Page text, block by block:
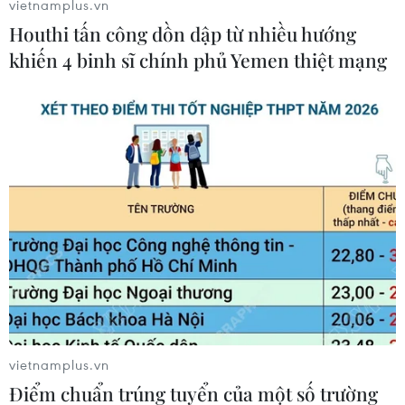
với Daegu, trung tâm của sự bùng phát COVID-
19.
cầm tay cao cấp chủ yếu dành cho thị trường
Hàn Quốc, nhưng cũng bao gồm các điện thoại
màn hình gập như Galaxy Z Flip và Galaxy Fold.
Do đó, có thể dẫn đến thiếu hụt và làm giảm tốc
độ phát hành của Z Flip.
Samsung được cho là trường hợp "may mắn" khi
không đặt các cơ sở sản xuất trọng điểm ở
Trung Quốc nên ít chịu tác động mạnh do sự
bùng phát COVID-19. Hầu hết, cơ sở sản xuất
chính của gã khổng lồ công nghệ Hàn Quốc
đang ở Việt Nam.
vietnamplus.vn
Houthi tấn công dồn dập từ nhiều hướng
khiến 4 binh sĩ chính phủ Yemen thiệt mạng
vietnamplus.vn
Điểm chuẩn trúng tuyển của một số trường